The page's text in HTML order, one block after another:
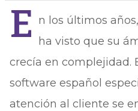
E n los últimos años,
ha visto que su
crecía en complejidad.
software español
atención al cliente se